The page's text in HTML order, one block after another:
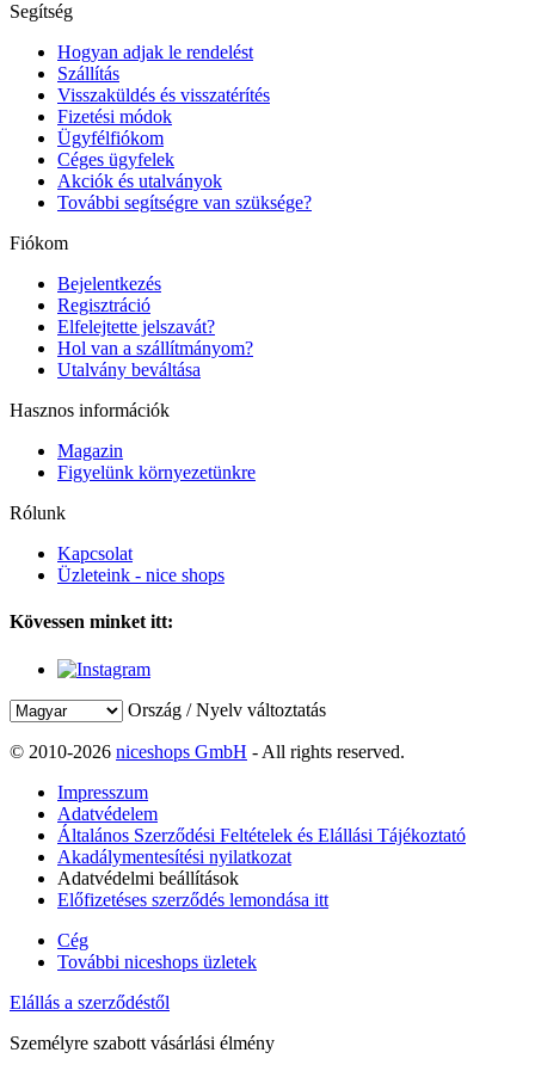
Segítség
Hogyan adjak le rendelést
Szállítás
Visszaküldés és visszatérítés
Fizetési módok
Ügyfélfiókom
Céges ügyfelek
Akciók és utalványok
További segítségre van szüksége?
Fiókom
Bejelentkezés
Regisztráció
Elfelejtette jelszavát?
Hol van a szállítmányom?
Utalvány beváltása
Hasznos információk
Magazin
Figyelünk környezetünkre
Rólunk
Kapcsolat
Üzleteink - nice shops
Kövessen minket itt:
Ország / Nyelv változtatás
© 2010-2026 niceshops GmbH - All rights reserved.
Impresszum
Adatvédelem
Általános Szerződési Feltételek és Elállási Tájékoztató
Akadálymentesítési nyilatkozat
Adatvédelmi beállítások
Előfizetéses szerződés lemondása itt
Cég
További niceshops üzletek
Elállás a szerződéstől
Személyre szabott vásárlási élmény